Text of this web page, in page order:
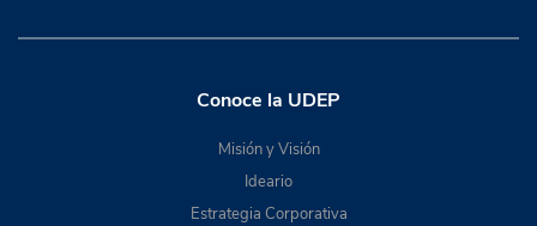
Conoce la UDEP
Misión y Visión
Ideario
Estrategia Corporativa